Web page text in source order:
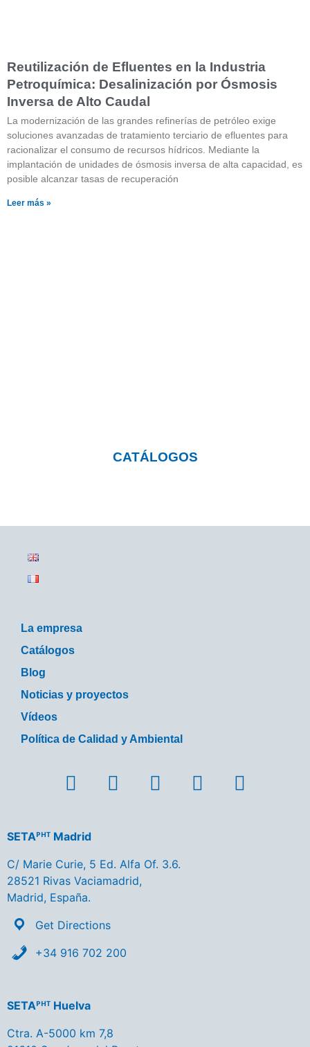
Reutilización de Efluentes en la Industria
Petroquímica: Desalinización por Ósmosis
Inversa de Alto Caudal
La modernización de las grandes refinerías de petróleo exige
soluciones avanzadas de tratamiento terciario de efluentes para
racionalizar el consumo de recursos hídricos. Mediante la
implantación de unidades de ósmosis inversa de alta capacidad, es
posible alcanzar tasas de recuperación
Leer más »
CATÁLOGOS
La empresa
Catálogos
Blog
Noticias y proyectos
Vídeos
Política de Calidad y Ambiental
SETAᴾᴴᵀ Madrid
C/ Marie Curie, 5 Ed. Alfa Of. 3.6.
28521 Rivas Vaciamadrid,
Madrid, España.
Get Directions
+34 916 702 200
SETAᴾᴴᵀ Huelva
Ctra. A-5000 km 7,8